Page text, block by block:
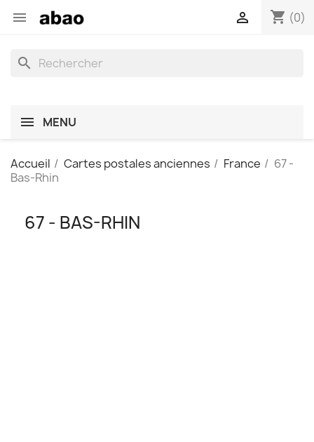
 shopping_cart (0)

search
MENU
Accueil Cartes postales anciennes France
67 -
Bas-Rhin
67 - BAS-RHIN